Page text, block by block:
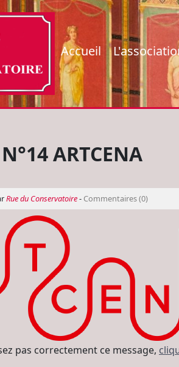
Accueil
ARTCENA
Rue du Conservatoire- Commentaires (0)
pas correctement ce message,